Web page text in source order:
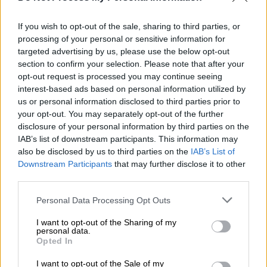
If you wish to opt-out of the sale, sharing to third parties, or
processing of your personal or sensitive information for
targeted advertising by us, please use the below opt-out
section to confirm your selection. Please note that after your
opt-out request is processed you may continue seeing
interest-based ads based on personal information utilized by
us or personal information disclosed to third parties prior to
your opt-out. You may separately opt-out of the further
disclosure of your personal information by third parties on the
IAB’s list of downstream participants. This information may
also be disclosed by us to third parties on the IAB’s List of
Downstream Participants that may further disclose it to other
Please note that this website/app uses one or more Google
not limited to your visit or usage behaviour. You may click to
grant or deny consent to Google and its third-party tags to
use your data for below specified purposes in below Google
consent section.
Personal Data Processing Opt Outs
I want to opt-out of the Sharing of my
personal data.
Opted In
I want to opt-out of the Sale of my
ότι δεν έπρεπε να συμβεί αυτό… Στη
δουλειά μας όντως μπορεί κάποιος να σου
πουλήσει μεγάλο παραμύθι γιατί δεν ξέρεις
όταν είσαι 18 χρονών» πρόσθεσε.
Παράλληλα, η Κατερίνα Παπουτσάκη